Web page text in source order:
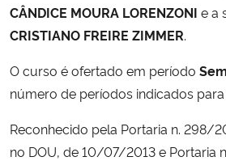
Ministério da Saúde
Ministério da Ciência, Tecnologia, Inovações e
Ministério do Meio Ambiente
CÂNDICE MOURA LORENZONI e a
CRISTIANO FREIRE ZIMMER.
O curso é ofertado em período
número de períodos indicados
Reconhecido pela Portaria n. 298/
no DOU, de 10/07/2013 e Portaria